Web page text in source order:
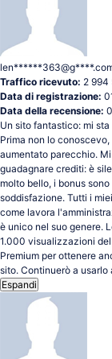
Traffico ricevuto: 2 994
Data di registrazione:
Data della recensione:
Un sito fantastico: mi
Prima non lo
aumentato parecchio.
guadagnare crediti: è
molto bello, i bonus
soddisfazione. Tutti i
come lavora
è unico nel suo genere.
1.000 visualizzazioni
Premium per ottenere
sito. Continuerò a usarlo
Espandi